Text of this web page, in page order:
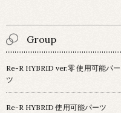
Group
Re-R HYBRID ver.零 使用可能パー
ツ
Re-R HYBRID 使用可能パーツ